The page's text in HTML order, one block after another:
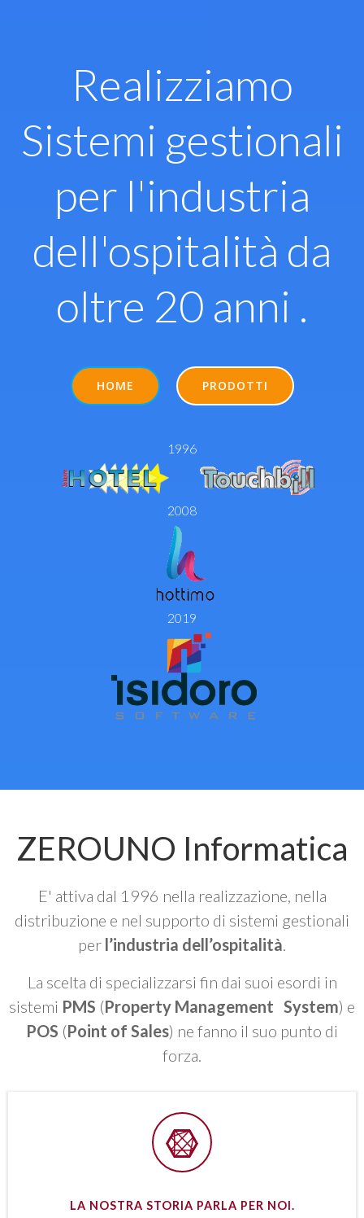
Realizziamo
Sistemi gestionali
per l'industria
dell'ospitalità da
oltre 20 anni .
HOME PRODOTTI
1996
2008
2019
ZEROUNO Informatica
E' attiva dal 1996 nella realizzazione, nella
distribuzione e nel supporto di sistemi gestionali
per l’industria dell’ospitalità
La scelta di specializzarsi fin dai suoi esordi in
sistemi PMS (Property Management System) e
POS (Point of Sales) ne fanno il suo punto di
forza.
LA NOSTRA STORIA PARLA PER NOI.